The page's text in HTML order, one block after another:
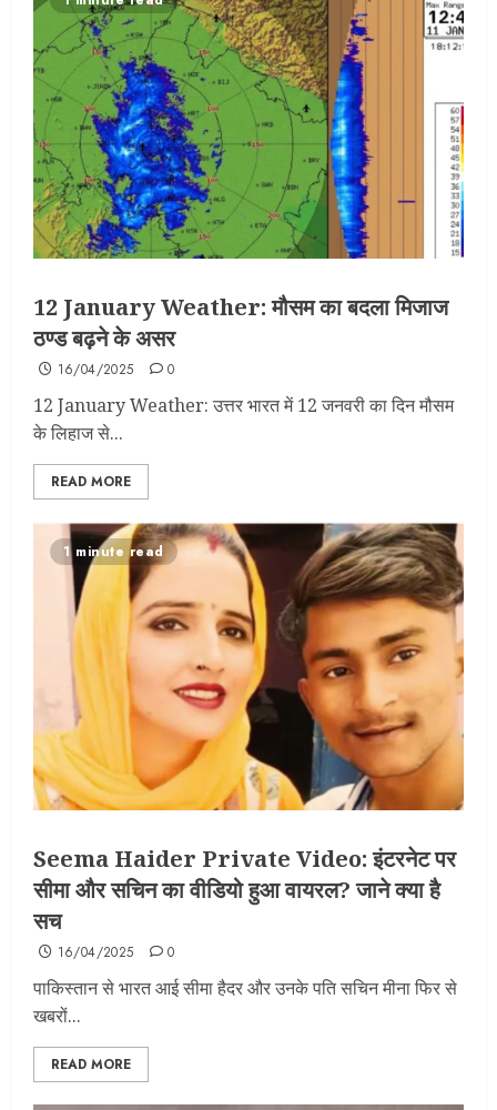
12 January Weather: मौसम का बदला मिजाज
ठण्ड बढ़ने के असर
16/04/2025 0
12 January Weather: उत्तर भारत में 12 जनवरी का दिन मौसम
के लिहाज से...
READ MORE
1 minute read
Seema Haider Private Video: इंटरनेट पर
सीमा और सचिन का वीडियो हुआ वायरल? जाने क्या है
सच
16/04/2025 0
पाकिस्तान से भारत आई सीमा हैदर और उनके पति सचिन मीना फिर से
खबरों...
READ MORE